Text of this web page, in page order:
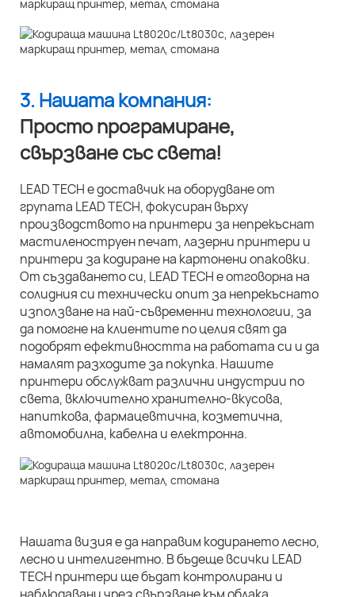
3. Нашата компания:
Просто програмиране,
свързване със света!
LEAD TECH е доставчик на оборудване от
групата LEAD TECH, фокусиран върху
производството на принтери за непрекъснат
мастиленоструен печат, лазерни принтери и
принтери за кодиране на картонени опаковки.
От създаването си, LEAD TECH е отговорна на
солидния си технически опит за непрекъснато
използване на най-съвременни технологии, за
да помогне на клиентите по целия свят да
подобрят ефективността на работата си и да
намалят разходите за покупка. Нашите
принтери обслужват различни индустрии по
света, включително хранително-вкусова,
напиткова, фармацевтична, козметична,
автомобилна, кабелна и електронна.
Нашата визия е да направим кодирането лесно,
лесно и интелигентно. В бъдеще всички LEAD
TECH принтери ще бъдат контролирани и